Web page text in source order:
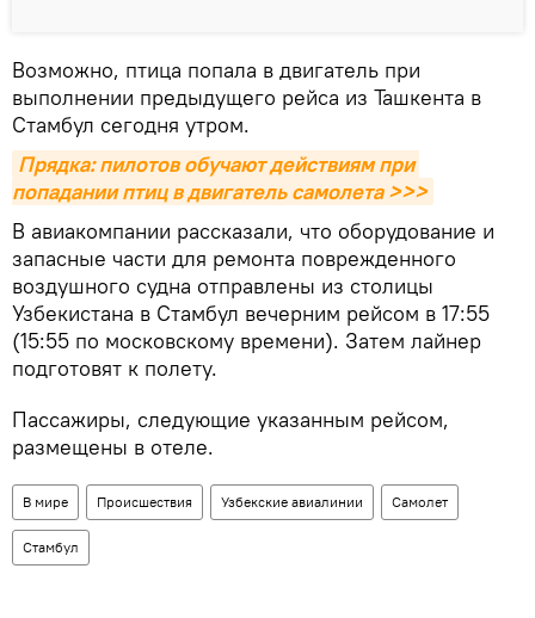
Возможно, птица попала в двигатель при
выполнении предыдущего рейса из Ташкента в
Стамбул сегодня утром.
Прядка: пилотов обучают действиям при
попадании птиц в двигатель самолета >>>
В авиакомпании рассказали, что оборудование и
запасные части для ремонта поврежденного
воздушного судна отправлены из столицы
Узбекистана в Стамбул вечерним рейсом в 17:55
(15:55 по московскому времени). Затем лайнер
подготовят к полету.
Пассажиры, следующие указанным рейсом,
размещены в отеле.
В мире Происшествия Узбекские авиалинии Самолет
Стамбул